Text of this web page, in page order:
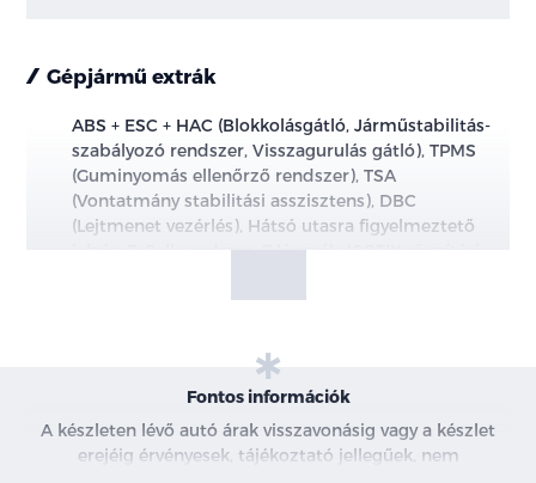
Gépjármű extrák
ABS + ESC + HAC (Blokkolásgátló, Járműstabilitás-
szabályozó rendszer, Visszagurulás gátló), TPMS
(Guminyomás ellenőrző rendszer), TSA
(Vontatmány stabilitási asszisztens), DBC
(Lejtmenet vezérlés), Hátsó utasra figyelmeztető
jelzés, E-Call rendszer, 7 légzsák, ISOFIX rögzítési
kormány mögötti szenzorral)
ISLA (Intelligens sebességkorlátozás asszisztens)
LKA (Sávtartó asszisztens)
Fontos információk
A készleten lévő autó árak visszavonásig vagy a készlet
erejéig érvényesek, tájékoztató jellegűek, nem